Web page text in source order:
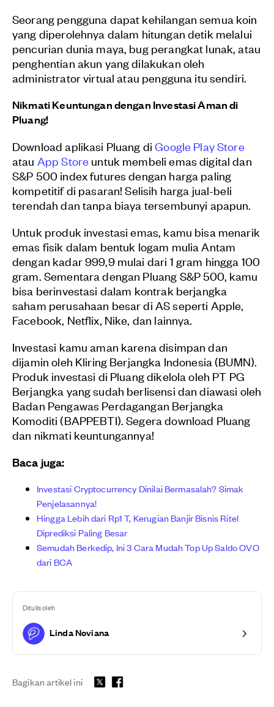
Seorang pengguna dapat kehilangan semua koin
yang diperolehnya dalam hitungan detik melalui
pencurian dunia maya, bug perangkat lunak, atau
penghentian akun yang dilakukan oleh
administrator virtual atau pengguna itu sendiri.
Nikmati Keuntungan dengan Investasi Aman di
Pluang!
Download aplikasi Pluang diGoogle Play Store
atau App Store untuk membeli emas digital dan
S&P 500 index futures dengan harga paling
kompetitif di pasaran! Selisih harga jual-beli
terendah dan tanpa biaya tersembunyi apapun.
Untuk produk investasi emas, kamu bisa menarik
emas fisik dalam bentuk logam mulia Antam
dengan kadar 999,9 mulai dari 1 gram hingga 100
gram. Sementara dengan Pluang S&P 500, kamu
bisa berinvestasi dalam kontrak berjangka
saham perusahaan besar di AS seperti Apple,
Facebook, Netflix, Nike, dan lainnya.
Investasi kamu aman karena disimpan dan
dijamin oleh Kliring Berjangka Indonesia (BUMN).
Produk investasi di Pluang dikelola oleh PT PG
Berjangka yang sudah berlisensi dan diawasi oleh
Badan Pengawas Perdagangan Berjangka
Komoditi (BAPPEBTI). Segera download Pluang
dan nikmati keuntungannya!
Baca juga:
Investasi Cryptocurrency Dinilai Bermasalah? Simak
Penjelasannya!
Hingga Lebih dari Rp1 T, Kerugian Banjir Bisnis Ritel
Diprediksi Paling Besar
Semudah Berkedip, Ini 3 Cara Mudah Top Up Saldo OVO
dari BCA
Ditulis oleh
Linda Noviana
Bagikan artikel ini